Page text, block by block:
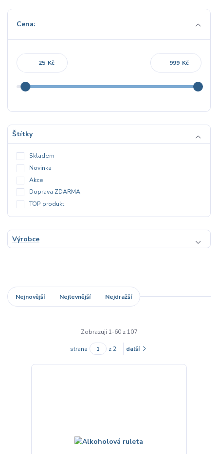
Cena:
Kč Kč
Štítky
Skladem
Novinka
Akce
Doprava ZDARMA
TOP produkt
Výrobce
Nejnovější Nejlevnější Nejdražší
Zobrazuji 1-60 z 107
strana z 2 další